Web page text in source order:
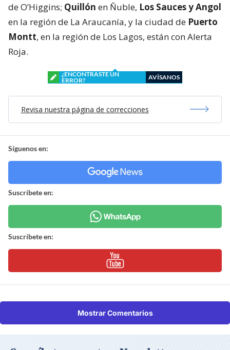
de O’Higgins; Quillón en Ñuble, Los Sauces y Angol
en la región de La Araucanía, y la ciudad de Puerto
Montt, en la región de Los Lagos, están con Alerta
Roja.
¿ENCONTRASTE UN
ERROR?
AVÍSANOS
Revisa nuestra página de correcciones
Síguenos en:
Suscríbete en:
Suscríbete en:
Mostrar Comentarios